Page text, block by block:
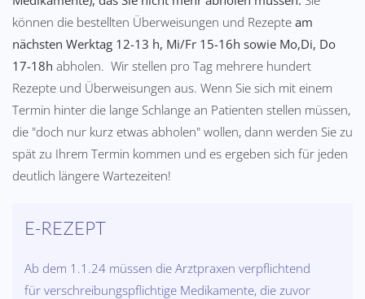
können die bestellten Überweisungen und Rezepte am
nächsten Werktag 12-13 h, Mi/Fr 15-16h sowie Mo,Di, Do
17-18h abholen. Wir stellen pro Tag mehrere hundert
Rezepte und Überweisungen aus. Wenn Sie sich mit einem
Termin hinter die lange Schlange an Patienten stellen müssen,
die "doch nur kurz etwas abholen" wollen, dann werden Sie zu
spät zu Ihrem Termin kommen und es ergeben sich für jeden
deutlich längere Wartezeiten!
E-REZEPT
Ab dem 1.1.24 müssen die Arztpraxen verpflichtend
für verschreibungspflichtige Medikamente, die zuvor